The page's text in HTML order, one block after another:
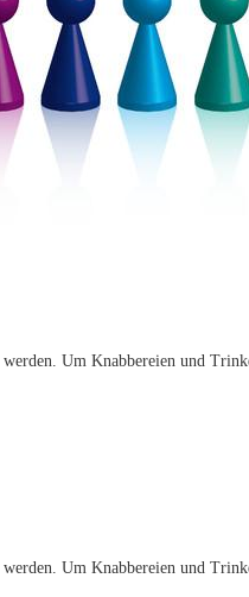
Um Knabbereien und
Um Knabbereien und